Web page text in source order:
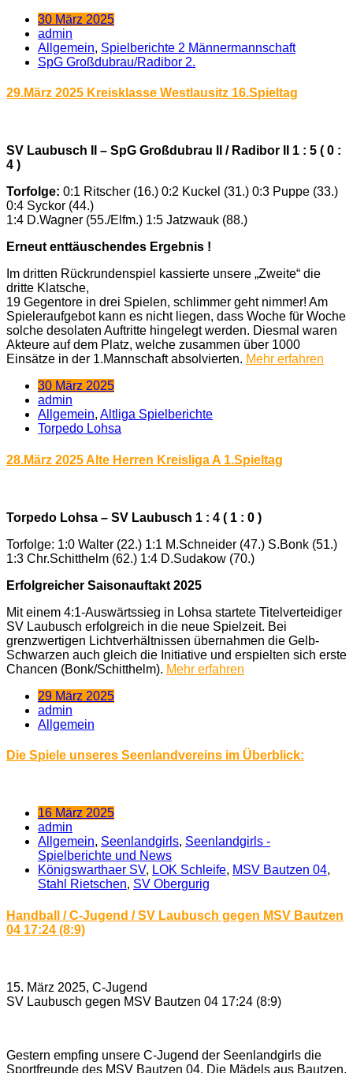
30 März 2025
admin
Allgemein, Spielberichte 2 Männermannschaft
SpG Großdubrau/Radibor 2.
29.März 2025 Kreisklasse Westlausitz 16.Spieltag
SV Laubusch II – SpG Großdubrau II / Radibor II 1 : 5 ( 0 :
4 )
Torfolge: 0:1 Ritscher (16.) 0:2 Kuckel (31.) 0:3 Puppe (33.)
0:4 Syckor (44.)
1:4 D.Wagner (55./Elfm.) 1:5 Jatzwauk (88.)
Erneut enttäuschendes Ergebnis !
Im dritten Rückrundenspiel kassierte unsere „Zweite“ die
dritte Klatsche,
19 Gegentore in drei Spielen, schlimmer geht nimmer! Am
Spieleraufgebot kann es nicht liegen, dass Woche für Woche
solche desolaten Auftritte hingelegt werden. Diesmal waren
Akteure auf dem Platz, welche zusammen über 1000
Einsätze in der 1.Mannschaft absolvierten. Mehr erfahren
30 März 2025
admin
Allgemein, Altliga Spielberichte
Torpedo Lohsa
28.März 2025 Alte Herren Kreisliga A 1.Spieltag
Torpedo Lohsa – SV Laubusch 1 : 4 ( 1 : 0 )
Torfolge: 1:0 Walter (22.) 1:1 M.Schneider (47.) S.Bonk (51.)
1:3 Chr.Schitthelm (62.) 1:4 D.Sudakow (70.)
Erfolgreicher Saisonauftakt 2025
Mit einem 4:1-Auswärtssieg in Lohsa startete Titelverteidiger
SV Laubusch erfolgreich in die neue Spielzeit. Bei
grenzwertigen Lichtverhältnissen übernahmen die Gelb-
Schwarzen auch gleich die Initiative und erspielten sich erste
Chancen (Bonk/Schitthelm). Mehr erfahren
29 März 2025
admin
Allgemein
Die Spiele unseres Seenlandvereins im Überblick:
16 März 2025
admin
Allgemein, Seenlandgirls, Seenlandgirls -
Spielberichte und News
Königswarthaer SV, LOK Schleife, MSV Bautzen 04,
Stahl Rietschen, SV Obergurig
Handball / C-Jugend / SV Laubusch gegen MSV Bautzen
04 17:24 (8:9)
15. März 2025, C-Jugend
SV Laubusch gegen MSV Bautzen 04 17:24 (8:9)
Gestern empfing unsere C-Jugend der Seenlandgirls die
Sportfreunde des MSV Bautzen 04. Die Mädels aus Bautzen,